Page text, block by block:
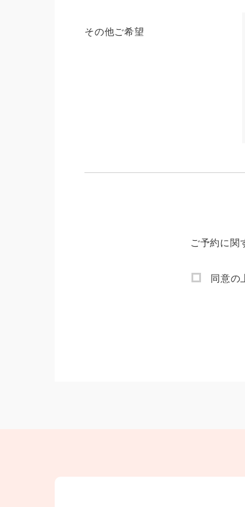
卒業式袴
その他ご希望
ご予約に関
同意の